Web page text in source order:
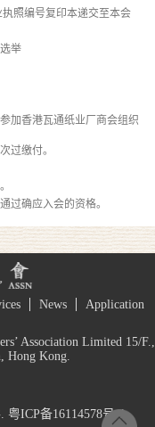
执照编号复印本递交至本会
举
加香港瓦通纸业厂商会组织
过缴付。
过确应入会的资格。
News
Application
Association Limited 15/F.,
Hong Kong.
粤ICP备16114578号-1